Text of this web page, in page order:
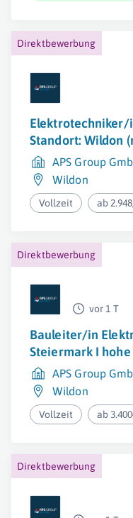
Direktbewerbung
Elektrotechniker/
Standort: Wildon
APS Group
Wildon
Vollzeit ab
Direktbewerbung
vor 1 T
Bauleiter/in
Steiermark I
APS Group
Wildon
Vollzeit ab
Direktbewerbung